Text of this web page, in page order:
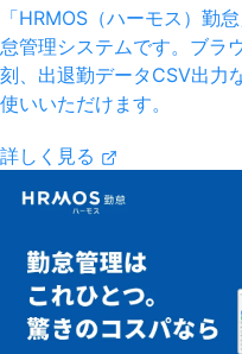
「HRMOS（ハーモス）勤
怠管理システムです。ブラ
刻、出退勤データCSV出力
使いいただけます。
詳しく見る